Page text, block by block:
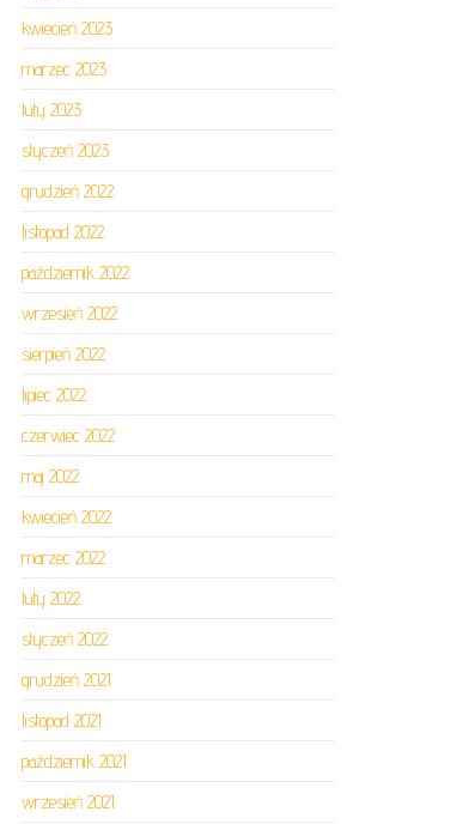
kwiecień 2023
marzec 2023
luty 2023
styczeń 2023
grudzień 2022
listopad 2022
październik 2022
wrzesień 2022
sierpień 2022
lipiec 2022
czerwiec 2022
maj 2022
kwiecień 2022
marzec 2022
luty 2022
styczeń 2022
grudzień 2021
listopad 2021
październik 2021
wrzesień 2021